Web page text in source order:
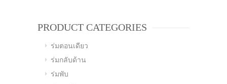
PRODUCT CATEGORIES
ร่มตอนเดียว
ร่มกลับด้าน
ร่มพับ